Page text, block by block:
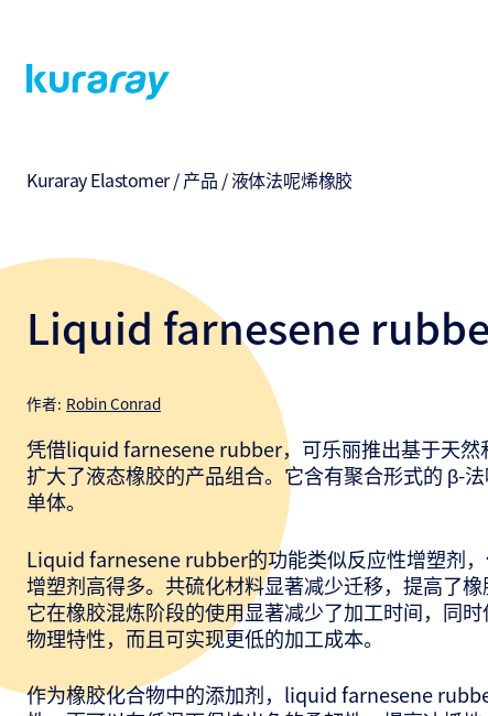
Kuraray Elastomer/产品 / 液体法呢烯橡胶
Liquid farnesene
作者: Robin Conrad
凭借liquid farnesene rubber，可乐丽推出基于天然
扩大了液态橡胶的产品组合。它含有聚合形式的 β-
单体。
Liquid farnesene rubber的功能类似反应性增塑剂
增塑剂高得多。共硫化材料显著减少迁移，提高了橡
它在橡胶混炼阶段的使用显著减少了加工时间，同
物理特性，而且可实现更低的加工成本。
作为橡胶化合物中的添加剂，liquid farnesene